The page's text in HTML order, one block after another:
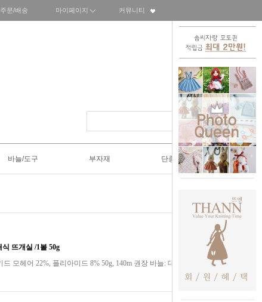
주문/배송 마이페이지 커뮤니티
바늘/도구 부자재 단종SALE50%
뜨개실 /1볼 50g
모헤어 22%, 폴리아미드 8% 50g, 140m 권장 바늘: 대바늘